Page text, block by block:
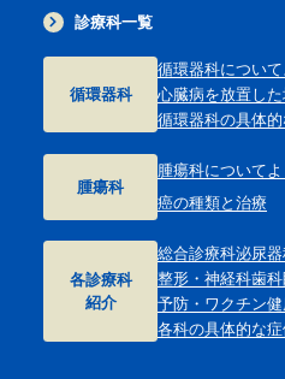
診療科一覧
循環器科
循環器科について
心臓病を放置し
循環器科の具体
腫瘍科
腫瘍科について
癌の種類と治療
各診療科
紹介
総合診療科泌尿
整形・神経科歯科
予防・ワクチン
各科の具体的な症